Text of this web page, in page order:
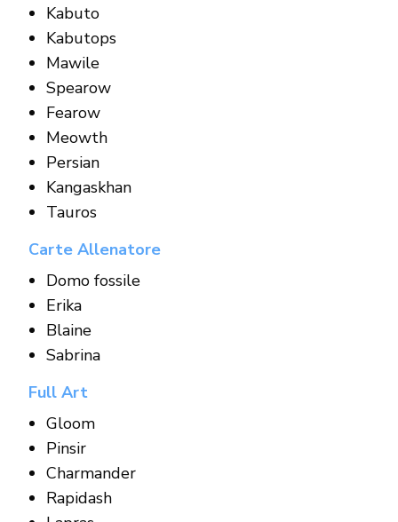
Kabuto
Kabutops
Mawile
Spearow
Fearow
Meowth
Persian
Kangaskhan
Tauros
Carte Allenatore
Domo fossile
Erika
Blaine
Sabrina
Full Art
Gloom
Pinsir
Charmander
Rapidash